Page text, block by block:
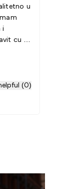
u
i
cu sa
(0)